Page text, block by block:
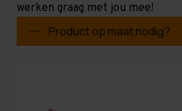
werken graag met jou mee!
Product op maat nodig?